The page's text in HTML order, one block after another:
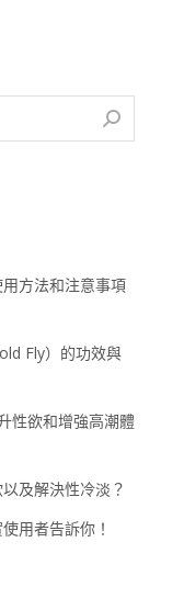
方法和注意事項
Fly）的功效與
性欲和增強高潮體
及解決性冷淡？
用者告訴你！